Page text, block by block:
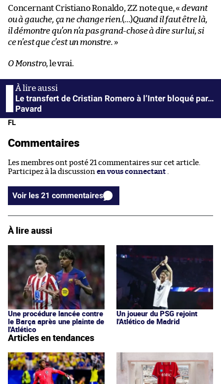
Concernant Cristiano Ronaldo, ZZ note que, « devant
ou à gauche, ça ne change rien.(…)Quand il faut être là,
il démontre qu’on n’a pas grand-chose à dire sur lui, si
ce n’est que c’est un monstre. »
O Monstro, le vrai.
Le transfert de Cristian Romero à l’Inter bloqué par…
Pavard
FL
Commentaires
Les membres ont posté 21 commentaires sur cet article.
Participez à la discussion en vous connectant .
Voir les 21 commentaires
À lire aussi
Une procédure lancée contre
le Barça après une plainte de
l'Atlético
Un joueur du PSG rejoint
l'Atlético de Madrid
Articles en tendances